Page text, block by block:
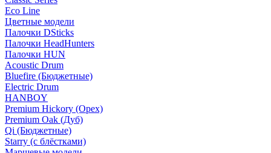
Eco Line
Цветные модели
Палочки DSticks
Палочки HeadHunters
Палочки HUN
Acoustic Drum
Bluefire (Бюджетные)
Electric Drum
HANBOY
Premium Hickory (Орех)
Premium Oak (Дуб)
Qi (Бюджетные)
Starry (с блёстками)